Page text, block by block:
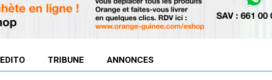
EDITO TRIBUNE ANNONCES